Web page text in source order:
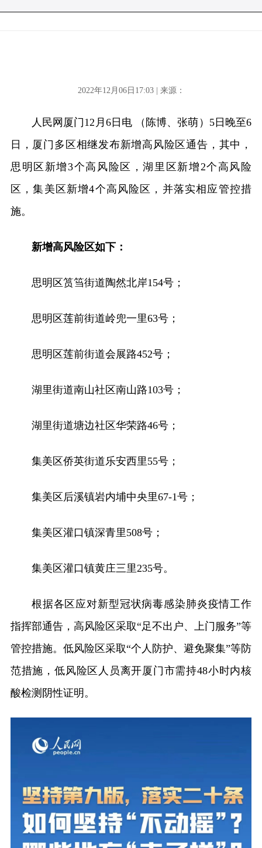
2022年12月06日17:03 | 来源：
人民网厦门12月6日电 （陈博、张萌）5日晚至6
日，厦门多区相继发布新增高风险区通告，其中，
思明区新增3个高风险区，湖里区新增2个高风险
区，集美区新增4个高风险区，并落实相应管控措
施。
新增高风险区如下：
思明区筼筜街道陶然北岸154号；
思明区莲前街道岭兜一里63号；
思明区莲前街道会展路452号；
湖里街道南山社区南山路103号；
湖里街道塘边社区华荣路46号；
集美区侨英街道乐安西里55号；
集美区后溪镇岩内埔中央里67-1号；
集美区灌口镇深青里508号；
集美区灌口镇黄庄三里235号。
根据各区应对新型冠状病毒感染肺炎疫情工作
指挥部通告，高风险区采取“足不出户、上门服务”等
管控措施。低风险区采取“个人防护、避免聚集”等防
范措施，低风险区人员离开厦门市需持48小时内核
酸检测阴性证明。